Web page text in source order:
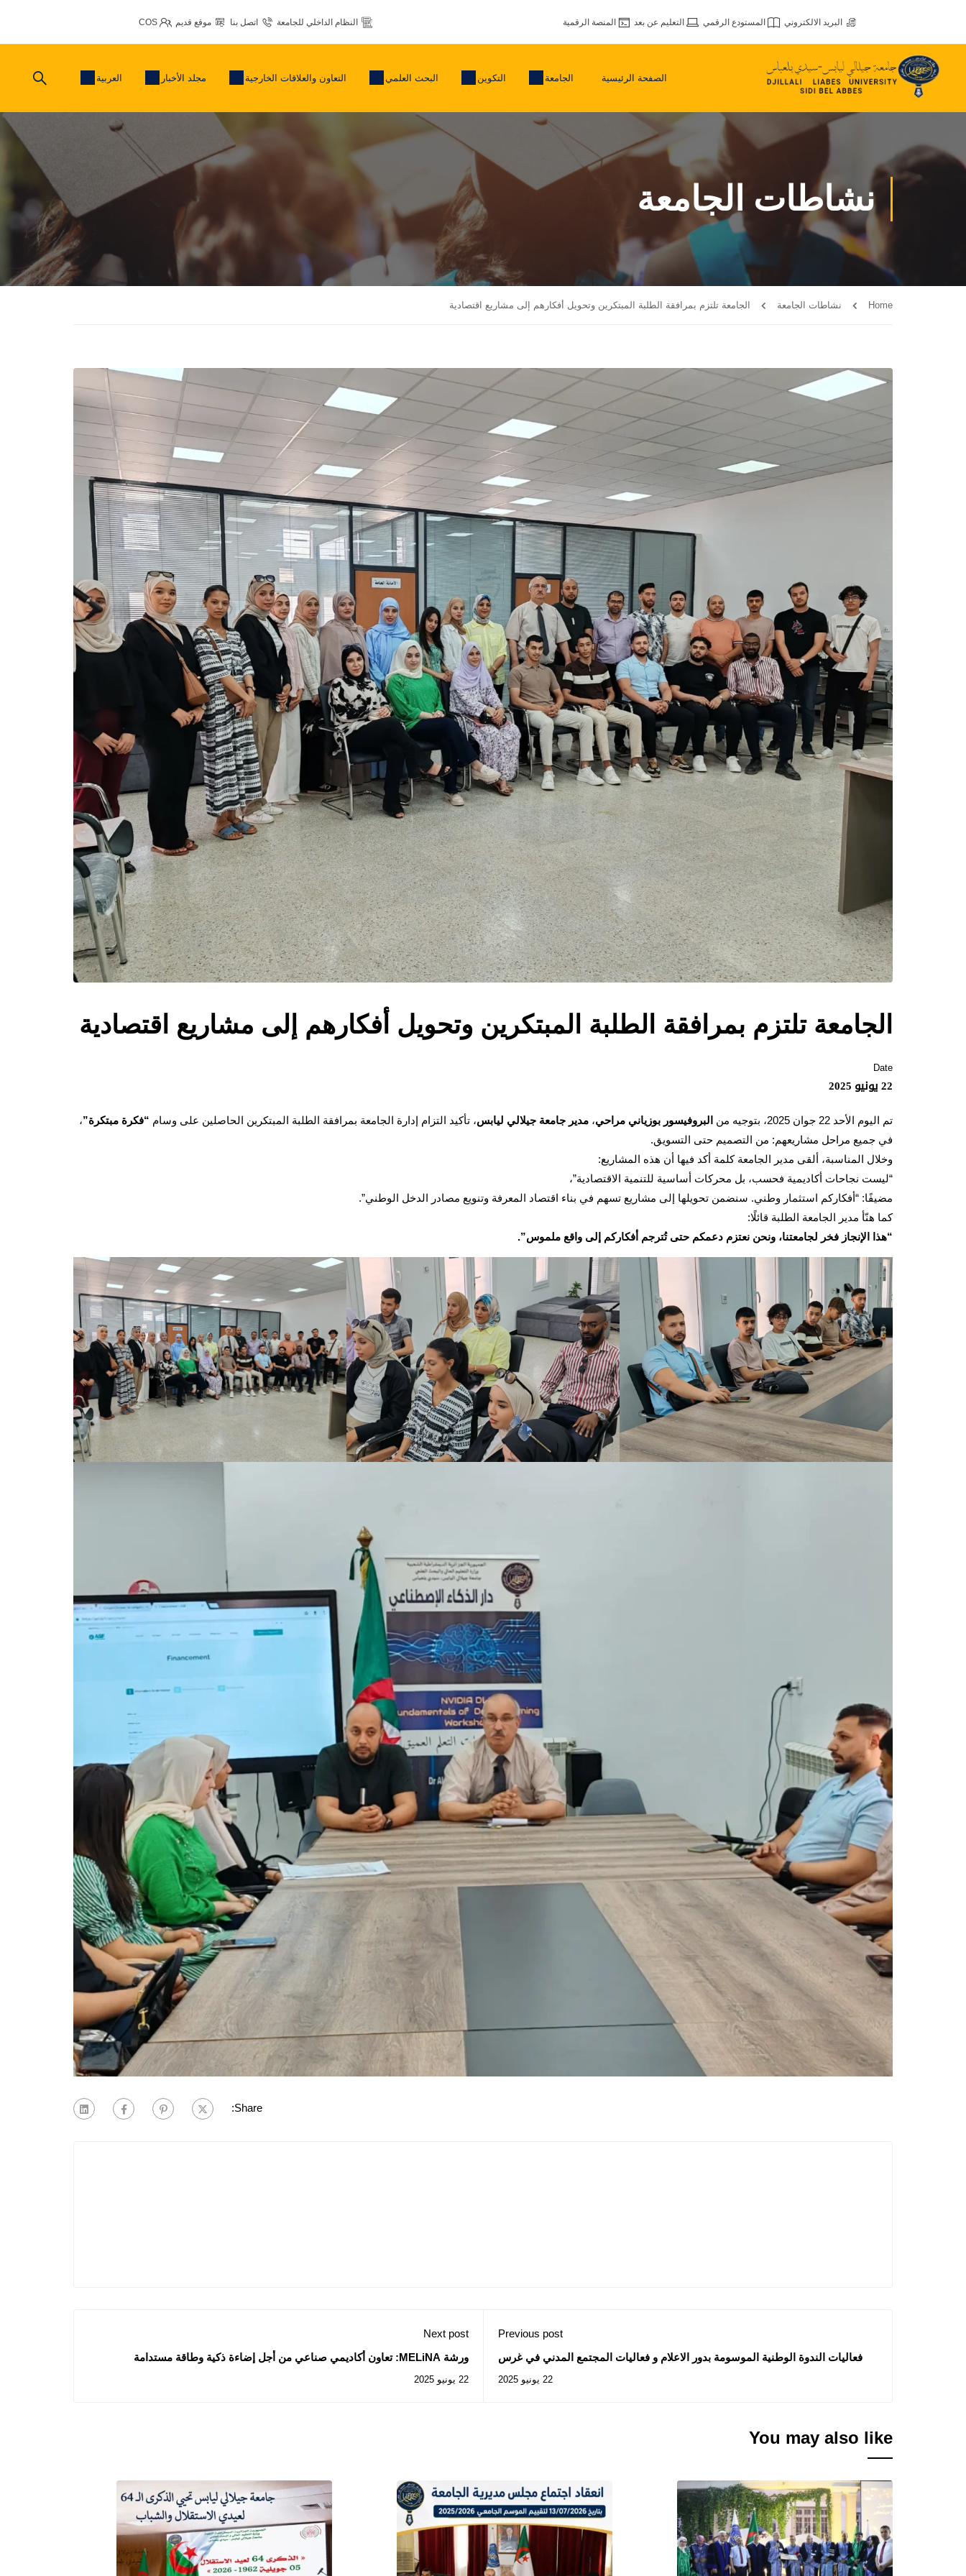
البريد الالكتروني المستودع الرقمي التعليم عن بعد المنصة الرقمية النظام الداخلي للجامعة اتصل بنا موقع قديم COS
الصفحة الرئيسية الجامعة التكوين البحث العلمي التعاون والعلاقات الخارجية مجلد الأخبار العربية
نشاطات الجامعة
Home نشاطات الجامعة الجامعة تلتزم بمرافقة الطلبة المبتكرين وتحويل أفكارهم إلى مشاريع اقتصادية
الجامعة تلتزم بمرافقة الطلبة المبتكرين وتحويل أفكارهم إلى مشاريع اقتصادية
Date
22 يونيو 2025
تم اليوم الأحد 22 جوان 2025، بتوجيه من البروفيسور بوزياني مراحي، مدير جامعة جيلالي ليابس، تأكيد التزام إدارة الجامعة بمرافقة الطلبة المبتكرين الحاصلين على وسام “فكرة مبتكرة”،
في جميع مراحل مشاريعهم: من التصميم حتى التسويق.
وخلال المناسبة، ألقى مدير الجامعة كلمة أكد فيها أن هذه المشاريع:
“ليست نجاحات أكاديمية فحسب، بل محركات أساسية للتنمية الاقتصادية”،
مضيفًا: “أفكاركم استثمار وطني. سنضمن تحويلها إلى مشاريع تسهم في بناء اقتصاد المعرفة وتنويع مصادر الدخل الوطني”.
كما هنّأ مدير الجامعة الطلبة قائلًا:
“هذا الإنجاز فخر لجامعتنا، ونحن نعتزم دعمكم حتى تُترجم أفكاركم إلى واقع ملموس”.
Share:
Previous post
فعاليات الندوة الوطنية الموسومة بدور الاعلام و فعاليات المجتمع المدني في غرس
22 يونيو 2025
Next post
ورشة MELiNA: تعاون أكاديمي صناعي من أجل إضاءة ذكية وطاقة مستدامة
22 يونيو 2025
You may also like